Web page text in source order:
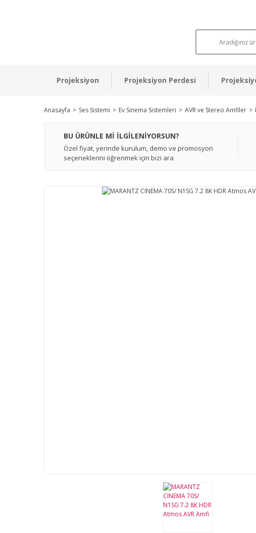
Projeksiyon Projeksiyon Perdesi
Anasayfa Ses Sistemi Ev Sinema Sistemleri AVR ve Stereo Amfiler
BU ÜRÜNLE Mİ İLGİLENİYORSUN?
Özel fiyat, yerinde kurulum, demo ve promosyon
seçeneklerini öğrenmek için bizi ara